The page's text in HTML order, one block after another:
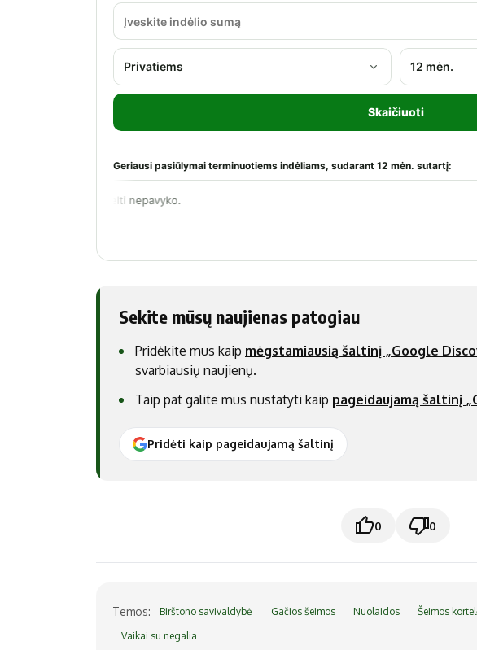
Sekite mūsų naujienas patogiau
Pridėkite mus kaip mėgstamiausią šaltinį „Google
svarbiausių naujienų.
Taip pat galite mus nustatyti kaip pageidaujamą šaltinį
Pridėti kaip pageidaujamą šaltinį
0 0
Temos: Birštono savivaldybė Gačios šeimos Nuolaidos Šeimos
Vaikai su negalia